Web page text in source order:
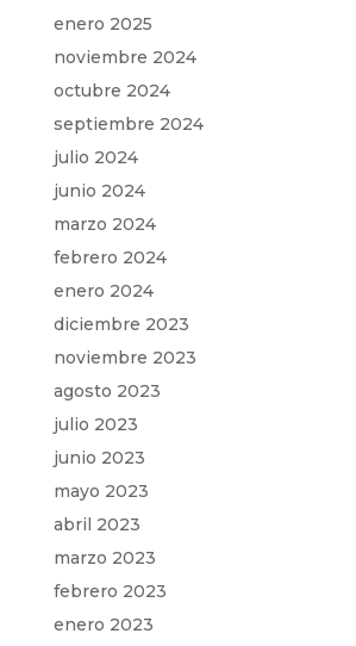
enero 2025
noviembre 2024
octubre 2024
septiembre 2024
julio 2024
junio 2024
marzo 2024
febrero 2024
enero 2024
diciembre 2023
noviembre 2023
agosto 2023
julio 2023
junio 2023
mayo 2023
abril 2023
marzo 2023
febrero 2023
enero 2023